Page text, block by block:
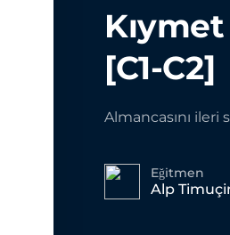
[C1-C2]
Almancasını ileri
Eğitmen
Alp